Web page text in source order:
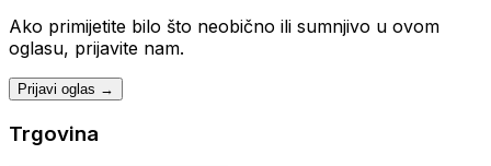
Ako primijetite bilo što neobično ili sumnjivo u ovom
oglasu, prijavite nam.
Prijavi oglas →
Trgovina